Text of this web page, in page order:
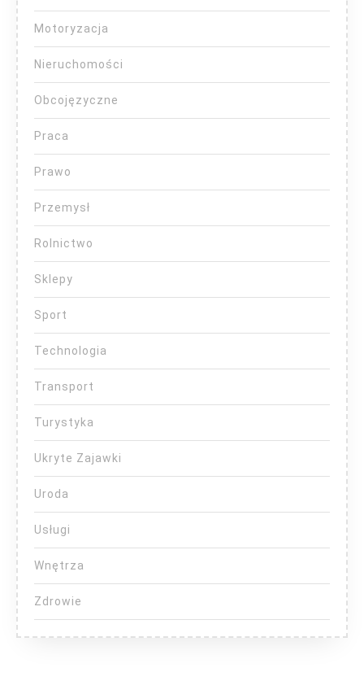
Motoryzacja
Nieruchomości
Obcojęzyczne
Praca
Prawo
Przemysł
Rolnictwo
Sklepy
Sport
Technologia
Transport
Turystyka
Ukryte Zajawki
Uroda
Usługi
Wnętrza
Zdrowie